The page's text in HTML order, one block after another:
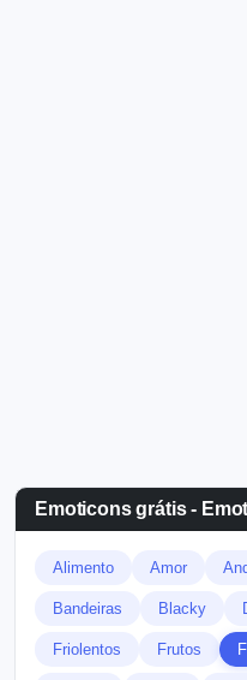
Emoticons grátis -
Alimento Amor
Bandeiras Blacky
Friolentos Frutos